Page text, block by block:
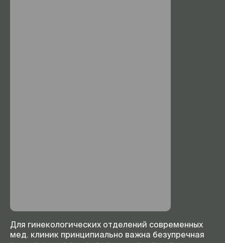
Для гинекологических отделений современных
мед. клиник принципиально важна безупречная